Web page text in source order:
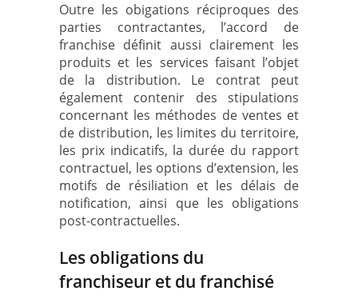
Outre les obigations réciproques des
parties contractantes, l’accord de
franchise définit aussi clairement les
produits et les services faisant l’objet
de la distribution. Le contrat peut
également contenir des stipulations
concernant les méthodes de ventes et
de distribution, les limites du territoire,
les prix indicatifs, la durée du rapport
contractuel, les options d’extension, les
motifs de résiliation et les délais de
notification, ainsi que les obligations
post-contractuelles.
Les obligations du
franchiseur et du franchisé